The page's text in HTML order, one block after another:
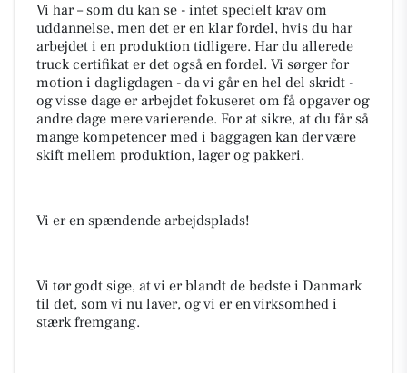
Vi har – som du kan se - intet specielt krav om
uddannelse, men det er en klar fordel, hvis du har
arbejdet i en produktion tidligere. Har du allerede
truck certifikat er det også en fordel. Vi sørger for
motion i dagligdagen - da vi går en hel del skridt -
og visse dage er arbejdet fokuseret om få opgaver og
andre dage mere varierende. For at sikre, at du får så
mange kompetencer med i baggagen kan der være
skift mellem produktion, lager og pakkeri.
Vi er en spændende arbejdsplads!
Vi tør godt sige, at vi er blandt de bedste i Danmark
til det, som vi nu laver, og vi er en virksomhed i
stærk fremgang.